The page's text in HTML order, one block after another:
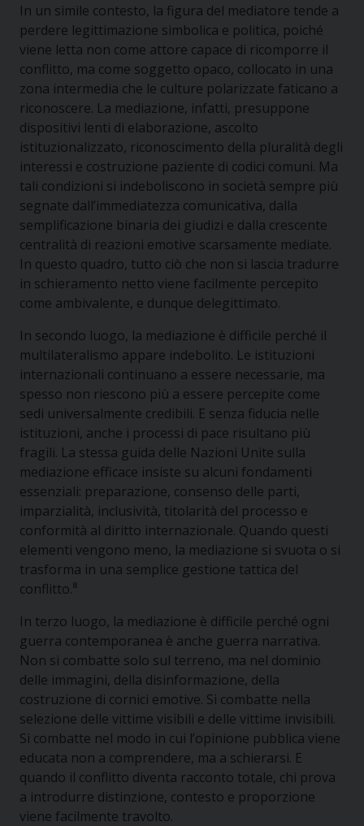
In un simile contesto, la figura del mediatore tende a
perdere legittimazione simbolica e politica, poiché
viene letta non come attore capace di ricomporre il
conflitto, ma come soggetto opaco, collocato in una
zona intermedia che le culture polarizzate faticano a
riconoscere. La mediazione, infatti, presuppone
dispositivi lenti di elaborazione, ascolto
istituzionalizzato, riconoscimento della pluralità degli
interessi e costruzione paziente di codici comuni. Ma
tali condizioni si indeboliscono in società sempre più
segnate dall’immediatezza comunicativa, dalla
semplificazione binaria dei giudizi e dalla crescente
centralità di reazioni emotive scarsamente mediate.
In questo quadro, tutto ciò che non si lascia tradurre
in schieramento netto viene facilmente percepito
come ambivalente, e dunque delegittimato.
In secondo luogo, la mediazione è difficile perché il
multilateralismo appare indebolito. Le istituzioni
internazionali continuano a essere necessarie, ma
spesso non riescono più a essere percepite come
sedi universalmente credibili. E senza fiducia nelle
istituzioni, anche i processi di pace risultano più
fragili. La stessa guida delle Nazioni Unite sulla
mediazione efficace insiste su alcuni fondamenti
essenziali: preparazione, consenso delle parti,
imparzialità, inclusività, titolarità del processo e
conformità al diritto internazionale. Quando questi
elementi vengono meno, la mediazione si svuota o si
trasforma in una semplice gestione tattica del
conflitto.⁸
In terzo luogo, la mediazione è difficile perché ogni
guerra contemporanea è anche guerra narrativa.
Non si combatte solo sul terreno, ma nel dominio
delle immagini, della disinformazione, della
costruzione di cornici emotive. Si combatte nella
selezione delle vittime visibili e delle vittime invisibili.
Si combatte nel modo in cui l’opinione pubblica viene
educata non a comprendere, ma a schierarsi. E
quando il conflitto diventa racconto totale, chi prova
a introdurre distinzione, contesto e proporzione
viene facilmente travolto.